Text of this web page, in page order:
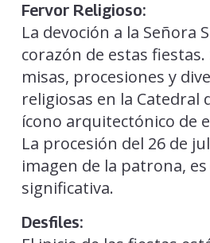
Fervor Religioso:
La devoción a la Señora
corazón de estas fiestas.
misas, procesiones y
religiosas en la Catedral
ícono arquitectónico de
La procesión del 26 de
imagen de la patrona,
significativa.
Desfiles: